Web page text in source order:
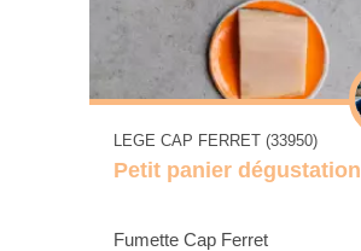
LEGE CAP FERRET (33950)
Petit panier dégustation
Fumette Cap Ferret